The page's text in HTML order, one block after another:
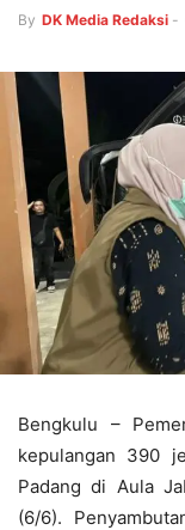
By DK Media Redaksi -
Bengkulu –
kepulangan 390
Padang di Aula
(6/6).